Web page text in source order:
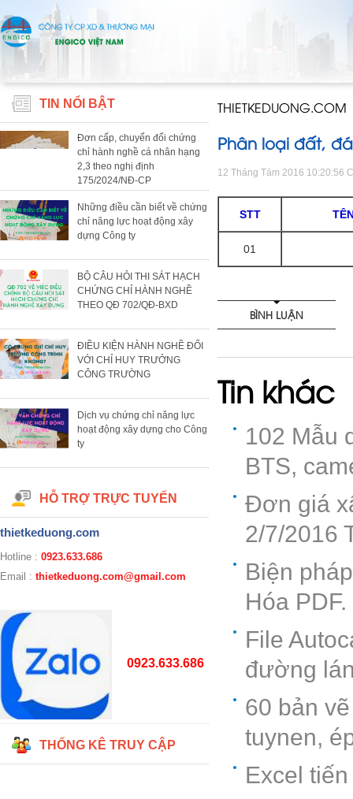
TIN NỔI BẬT
Đơn cấp, chuyển đổi chứng
chỉ hành nghề cá nhân hạng
2,3 theo nghị định
175/2024/NĐ-CP
Những điều cần biết về chứng
chỉ năng lực hoạt động xây
dựng Công ty
BỘ CÂU HỎI THI SÁT HẠCH
CHỨNG CHỈ HÀNH NGHỀ
THEO QĐ 702/QĐ-BXD
ĐIỀU KIỆN HÀNH NGHỀ ĐỐI
VỚI CHỈ HUY TRƯỞNG
CÔNG TRƯỜNG
Dịch vụ chứng chỉ năng lực
hoạt động xây dựng cho Công
ty
HỖ TRỢ TRỰC TUYẾN
thietkeduong.com
Hotline : 0923.633.686
Email : thietkeduong.com@gmail.com
0923.633.686
THỐNG KÊ TRUY CẬP
THIETKEDUONG.COM
Phân loại đất,
12 Tháng Tám 2016 10:20:56
STT
01
BÌNH LUẬN
Tin khác
102 Mẫu
BTS,
Đơn giá
2/7/2016
Biện
Hóa
File
đường
60 bản
tuynen,
Excel